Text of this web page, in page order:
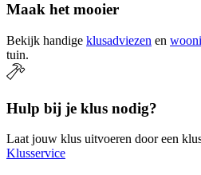
Maak het mooier
Bekijk handige klusadviezen en
tuin.
Hulp bij je klus nodig?
Laat jouw klus uitvoeren door een
Klusservice